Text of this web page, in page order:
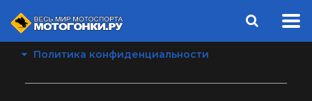
Политика конфиденциальности